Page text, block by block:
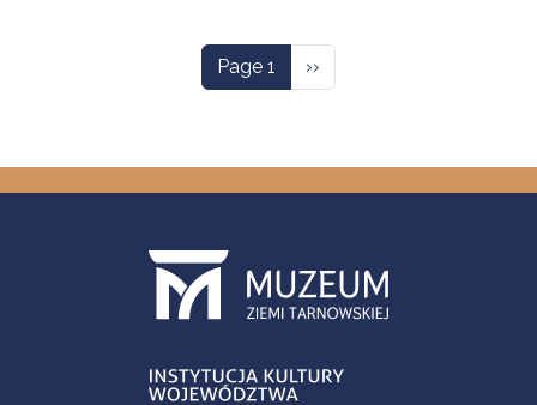
Page 1 Next page
››